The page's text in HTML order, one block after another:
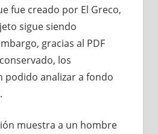
fue creado por El Greco,
sigue siendo
gracias al PDF
los
podido analizar a fondo
muestra a un hombre